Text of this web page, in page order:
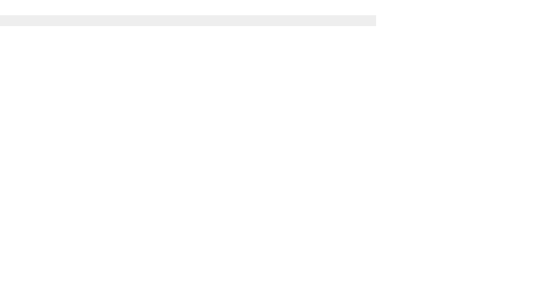
각자의 스타일에 맞춰 응용하는 팁과 제텔카스텐으로
메모 앱은 훌륭한 아이디어 저장소가 될 수 있다. 언제
있기 때문이다. 이 책에서는 메모 앱을 활용해 가장 간
을 완성시켜야 하는 모든 이에게 효율적이다.